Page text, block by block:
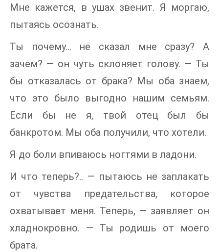
Мне кажется, в ушах звенит. Я моргаю,
пытаясь осознать.
Ты почему... не сказал мне сразу? А
зачем? — он чуть склоняет голову. — Ты
бы отказалась от брака? Мы оба знаем,
что это было выгодно нашим семьям.
Если бы не я, твой отец был бы
банкротом. Мы оба получили, что хотели.
Я до боли впиваюсь ногтями в ладони.
И что теперь?.. — пытаюсь не заплакать
от чувства предательства, которое
охватывает меня. Теперь, — заявляет он
хладнокровно. — Ты родишь от моего
брата.